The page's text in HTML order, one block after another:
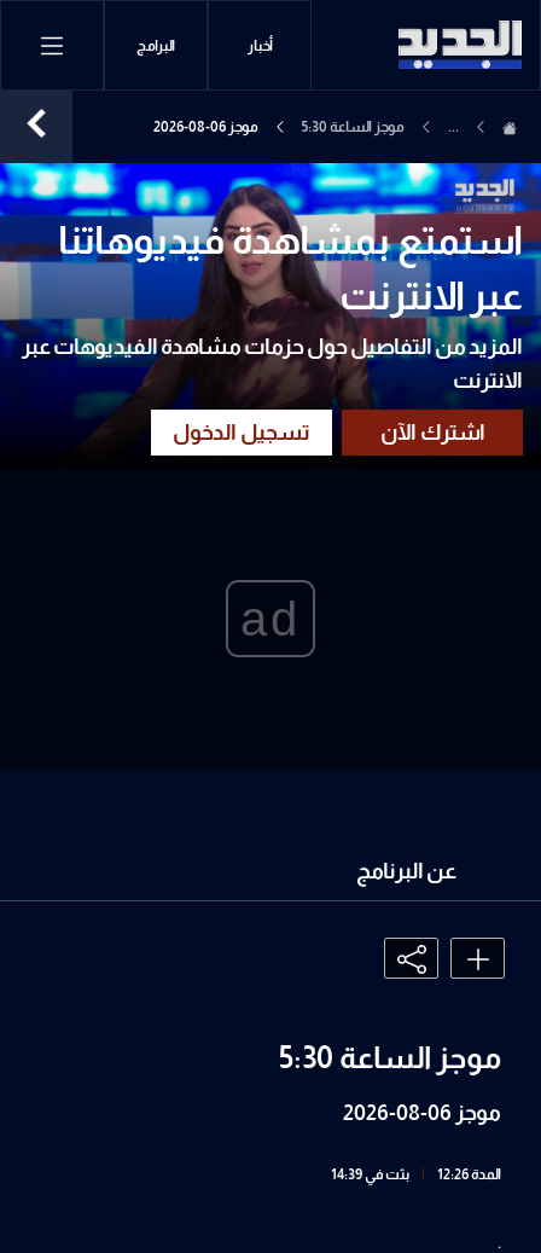
أخبار البرامج
... موجز الساعة 5:30 موجز 06-08-2026
استمتع بمشاهدة فيديوهاتنا
عبر الانترنت
المزيد من التفاصيل حول حزمات مشاهدة الفيديوهات عبر
الانترنت
ad
عن البرنامج
موجز الساعة 5:30
موجز 06-08-2026
المدة 12:26 بثت في 14:39
.